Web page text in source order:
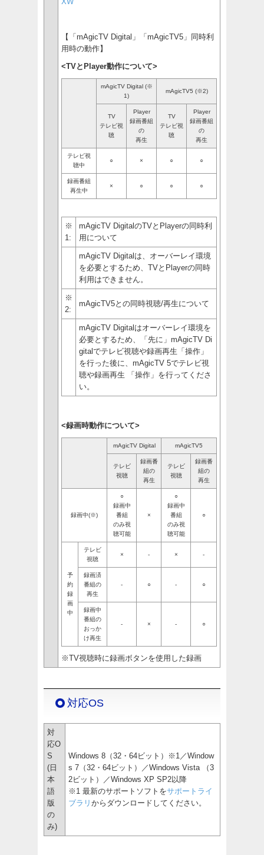
【「mAgicTV Digital」「mAgicTV5」同時利
用時の動作】
<TVとPlayer動作について>
mAgicTV Digital (※
1)
mAgicTV5 (※2)
TV
テレビ視
聴
Player
録画番組
の
再生
TV
テレビ視
聴
Player
録画番組
の
再生
テレビ視
聴中
○ × ○ ○
録画番組
再生中
× ○ ○ ○
※
1:
mAgicTV DigitalのTVとPlayerの同時利
用について
mAgicTV Digitalは、オーバーレイ環境
を必要とするため、TVとPlayerの同時
利用はできません。
※
2:
mAgicTV5との同時視聴/再生について
mAgicTV Digitalはオーバーレイ環境を
必要とするため、「先に」mAgicTV Di
gitalでテレビ視聴や録画再生「操作」
を行った後に、mAgicTV 5でテレビ視
聴や録画再生 「操作」を行ってくださ
い。
<録画時動作について>
mAgicTV Digital mAgicTV5
テレビ
視聴
録画番
組の
再生
テレビ
視聴
録画番
組の
再生
録画中(※)
○
録画中
番組
のみ視
聴可能
×
○
録画中
番組
のみ視
聴可能
○
予
約
録
画
中
テレビ
視聴
× - × -
録画済
番組の
再生
- ○ - ○
録画中
番組の
おっか
け再生
- × - ○
※TV視聴時に録画ボタンを使用した録画
対応OS
対
応O
S
(日
本
語
版
の
み)
Windows 8（32・64ビット）※1／Window
s 7（32・64ビット）／Windows Vista （3
2ビット）／Windows XP SP2以降
※1 最新のサポートソフトをサポートライ
ブラリ からダウンロードしてください。